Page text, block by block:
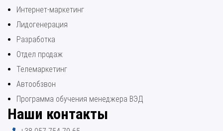
Интернет-маркетинг
Лидогенерация
Разработка
Отдел продаж
Телемаркетинг
Автообзвон
Программа обучения менеджера ВЭД
Наши контакты